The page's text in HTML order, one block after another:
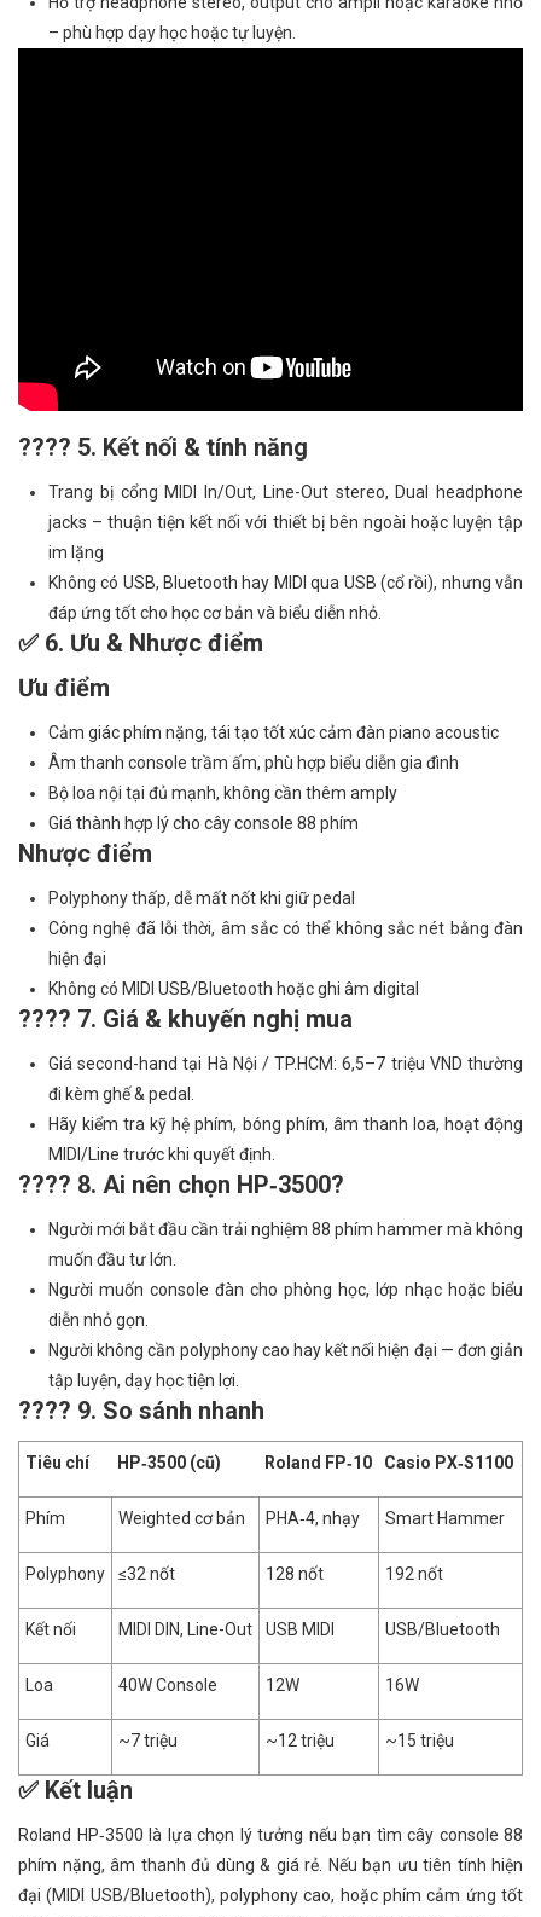
– phù hợp dạy học hoặc tự luyện.
???? 5. Kết nối & tính năng
Trang bị cổng MIDI In/Out, Line-Out stereo, Dual headphone
jacks – thuận tiện kết nối với thiết bị bên ngoài hoặc luyện tập
im lặng
Không có USB, Bluetooth hay MIDI qua USB (cổ rồi), nhưng vẫn
đáp ứng tốt cho học cơ bản và biểu diễn nhỏ.
✅ 6. Ưu & Nhược điểm
Ưu điểm
Cảm giác phím nặng, tái tạo tốt xúc cảm đàn piano acoustic
Âm thanh console trầm ấm, phù hợp biểu diễn gia đình
Bộ loa nội tại đủ mạnh, không cần thêm amply
Giá thành hợp lý cho cây console 88 phím
Nhược điểm
Polyphony thấp, dễ mất nốt khi giữ pedal
Công nghệ đã lỗi thời, âm sắc có thể không sắc nét bằng đàn
hiện đại
Không có MIDI USB/Bluetooth hoặc ghi âm digital
???? 7. Giá & khuyến nghị mua
Giá second-hand tại Hà Nội / TP.HCM: 6,5–7 triệu VND thường
đi kèm ghế & pedal.
Hãy kiểm tra kỹ hệ phím, bóng phím, âm thanh loa, hoạt động
MIDI/Line trước khi quyết định.
???? 8. Ai nên chọn HP‑3500?
Người mới bắt đầu cần trải nghiệm 88 phím hammer mà không
muốn đầu tư lớn.
Người muốn console đàn cho phòng học, lớp nhạc hoặc biểu
diễn nhỏ gọn.
Người không cần polyphony cao hay kết nối hiện đại — đơn giản
tập luyện, dạy học tiện lợi.
???? 9. So sánh nhanh
Tiêu chí HP‑3500 (cũ) Roland FP‑10 Casio PX‑S1100
Phím Weighted cơ bản PHA‑4, nhạy Smart Hammer
Polyphony ≤32 nốt 128 nốt 192 nốt
Kết nối MIDI DIN, Line-Out USB MIDI USB/Bluetooth
Loa 40W Console 12W 16W
Giá ~7 triệu ~12 triệu ~15 triệu
✅ Kết luận
Roland HP‑3500 là lựa chọn lý tưởng nếu bạn tìm cây console 88
phím nặng, âm thanh đủ dùng & giá rẻ. Nếu bạn ưu tiên tính hiện
đại (MIDI USB/Bluetooth), polyphony cao, hoặc phím cảm ứng tốt